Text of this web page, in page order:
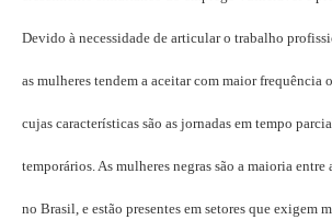
Devido à necessidade de articular o trabalho
as mulheres tendem a aceitar com maior frequência
cujas características são as jornadas em tempo
temporários. As mulheres negras são a maioria
no Brasil, e estão presentes em setores que exigem